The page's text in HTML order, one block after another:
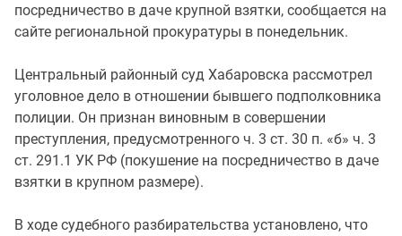
посредничество в даче крупной взятки, сообщается на
сайте региональной прокуратуры в понедельник.
Центральный районный суд Хабаровска рассмотрел
уголовное дело в отношении бывшего подполковника
полиции. Он признан виновным в совершении
преступления, предусмотренного ч. 3 ст. 30 п. «б» ч. 3
ст. 291.1 УК РФ (покушение на посредничество в даче
взятки в крупном размере).
В ходе судебного разбирательства установлено, что